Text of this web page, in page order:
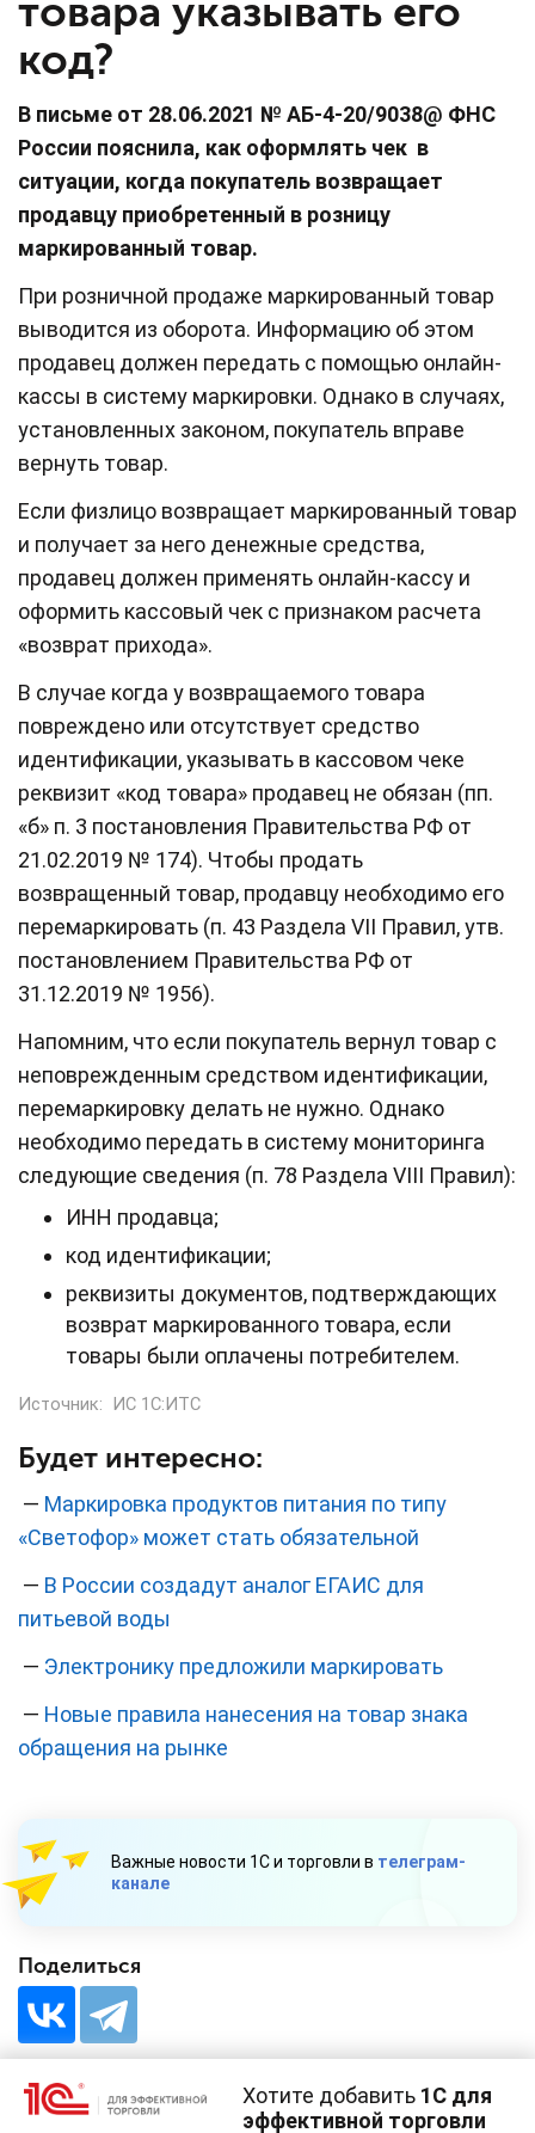
товара указывать его
код?
В письме от 28.06.2021 № АБ-4-20/9038@ ФНС
России пояснила, как оформлять чек в
ситуации, когда покупатель возвращает
продавцу приобретенный в розницу
маркированный товар.
При розничной продаже маркированный товар
выводится из оборота. Информацию об этом
продавец должен передать с помощью онлайн-
кассы в систему маркировки. Однако в случаях,
установленных законом, покупатель вправе
вернуть товар.
Если физлицо возвращает маркированный товар
и получает за него денежные средства,
продавец должен применять онлайн-кассу и
оформить кассовый чек с признаком расчета
«возврат прихода».
В случае когда у возвращаемого товара
повреждено или отсутствует средство
идентификации, указывать в кассовом чеке
реквизит «код товара» продавец не обязан (пп.
«б» п. 3 постановления Правительства РФ от
21.02.2019 № 174). Чтобы продать
возвращенный товар, продавцу необходимо его
перемаркировать (п. 43 Раздела VII Правил, утв.
постановлением Правительства РФ от
31.12.2019 № 1956).
Напомним, что если покупатель вернул товар с
неповрежденным средством идентификации,
перемаркировку делать не нужно. Однако
необходимо передать в систему мониторинга
следующие сведения (п. 78 Раздела VIII Правил):
ИНН продавца;
код идентификации;
реквизиты документов, подтверждающих
возврат маркированного товара, если
товары были оплачены потребителем.
Источник: ИС 1С:ИТС
Будет интересно:
— Маркировка продуктов питания по типу
«Светофор» может стать обязательной
— В России создадут аналог ЕГАИС для
питьевой воды
— Электронику предложили маркировать
— Новые правила нанесения на товар знака
обращения на рынке
Важные новости 1С и торговли в телеграм-
канале
Поделиться
Хотите добавить 1С для
эффективной торговли